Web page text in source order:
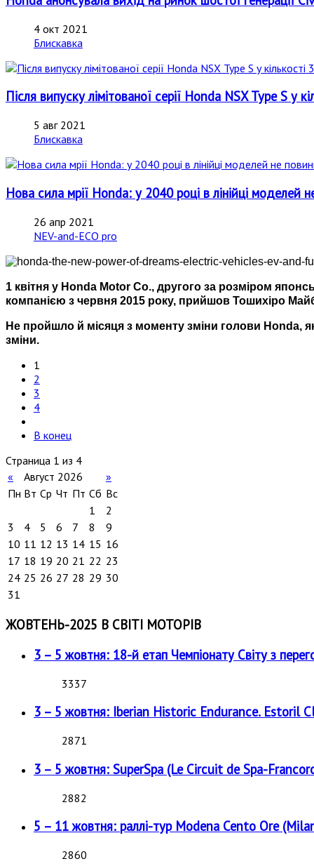
4 окт 2021
Блискавка
Після випуску лімітованої серії Honda NSX Type S
5 авг 2021
Блискавка
Нова сила мрії Honda: у 2040 році в лінійці моделей
26 апр 2021
NEV-and-ECO pro
1 квітня у Honda Motor Co., другого за розміром
компанією з червня 2015 року, прийшов Тошихіро
Не пройшло й місяця з моменту зміни голови Honda,
зміни.
1
2
3
4
В конец
Страница 1 из 4
«
Август 2026
»
Пн Вт Ср Чт Пт Сб Вс
1
2
3
4 5 6 7 8
9
10 11 12 13 14 15 16
17 18 19 20 21 22 23
24 25 26 27 28 29 30
31
ЖОВТЕНЬ-2025 В СВІТІ МОТОРІВ
3 – 5 жовтня: 18-й етап Чемпіонату Світу з
3337
3 – 5 жовтня: Iberian Historic Endurance. Estoril
2871
3 – 5 жовтня: SuperSpa (Le Circuit de Spa-
2882
5 – 11 жовтня: раллі-тур Modena Cento Ore
2860